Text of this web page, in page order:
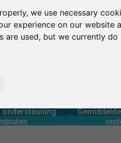
we use necessary
experience on our website
are used, but we currently
ondersteuning
0 geboden